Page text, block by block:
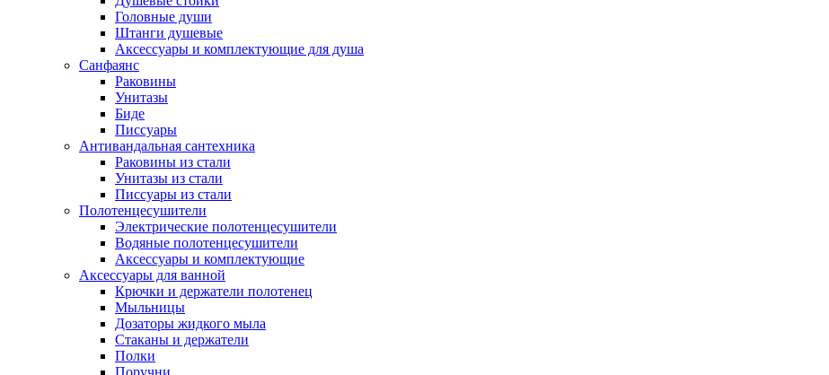
Головные души
Штанги душевые
Аксессуары и комплектующие для душа
Санфаянс
Раковины
Унитазы
Биде
Писсуары
Антивандальная сантехника
Раковины из стали
Унитазы из стали
Писсуары из стали
Полотенцесушители
Электрические полотенцесушители
Водяные полотенцесушители
Аксессуары и комплектующие
Аксессуары для ванной
Крючки и держатели полотенец
Мыльницы
Дозаторы жидкого мыла
Стаканы и держатели
Полки
Поручни